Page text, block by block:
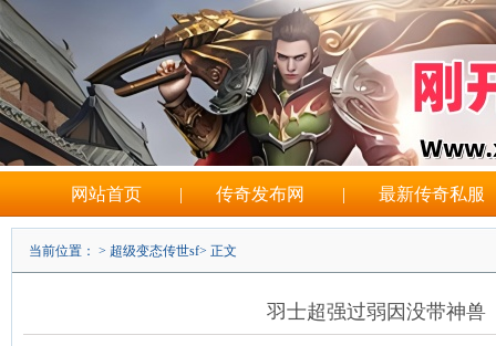
网站首页 | 传奇发布网 | 最新传奇私服
当前位置： > 超级变态传世sf> 正文
羽士超强过弱因没带神兽